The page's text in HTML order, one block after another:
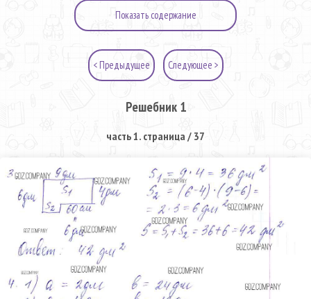
Показать содержание
< Предыдущее Следующее >
Решебник 1
часть 1. страница / 37